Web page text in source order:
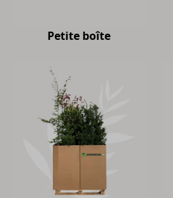
Petite boîte